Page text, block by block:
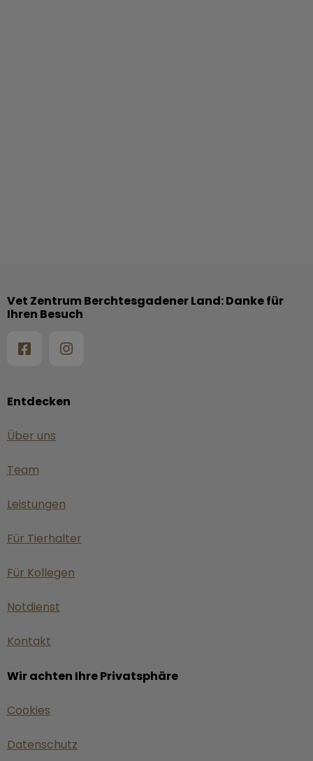
Entdecken
Über uns
Team
Leistungen
Für Tierhalter
Für Kollegen
Notdienst
Kontakt
Wir achten Ihre Privatsphäre
Cookies
Datenschutz
Vet Zentrum Berchtesgadener Land: Danke für
Ihren Besuch